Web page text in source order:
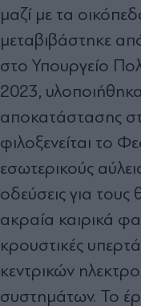
μαζί με τα
μεταβιβάστηκε
στο Υπουργείο
2023,
αποκατάστασης
φιλοξενείται το
εσωτερικούς
οδεύσεις για
ακραία καιρικά
κρουστικές
κεντρικών
συστημάτων. Το